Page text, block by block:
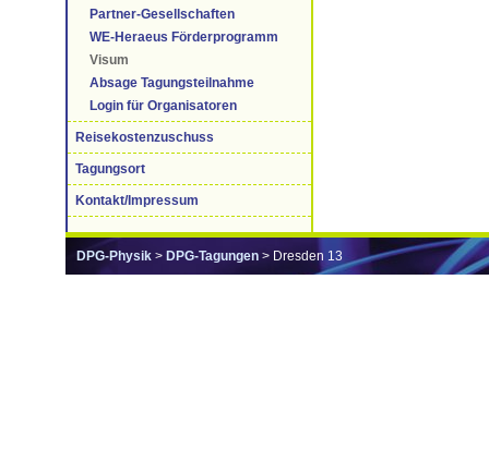
Partner-Gesellschaften
WE-Heraeus Förderprogramm
Visum
Absage Tagungsteilnahme
Login für Organisatoren
Reisekostenzuschuss
Tagungsort
Kontakt/Impressum
DPG-Physik > DPG-Tagungen > Dresden 13